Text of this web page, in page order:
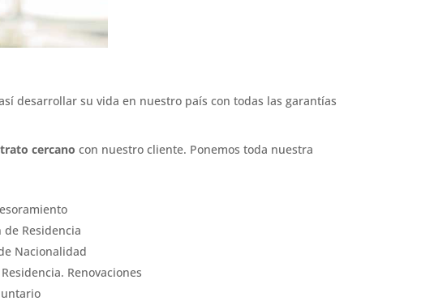
desarrollar su vida en nuestro país con todas las garantías
trato cercano con nuestro cliente. Ponemos toda nuestra
de Residencia
Nacionalidad
Renovaciones